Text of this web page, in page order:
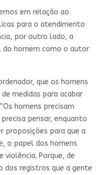
em relação ao
para o atendimento
por outro lado, a
homem como o autor
que os homens
medidas para acabar
homens precisam
pensar, enquanto
proposições para que a
o papel dos homens
violência. Porque, de
registros que a gente